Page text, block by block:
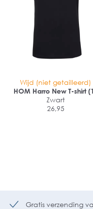
Wijd (niet getailleerd)
HOM Harro New T-shirt
pack)
Zwart
26,95
Gratis verzending